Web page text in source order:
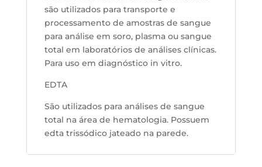
são utilizados para transporte e
processamento de amostras de sangue
para análise em soro, plasma ou sangue
total em laboratórios de análises clínicas.
Para uso em diagnóstico in vitro.
EDTA
São utilizados para análises de sangue
total na área de hematologia. Possuem
edta trissódico jateado na parede.